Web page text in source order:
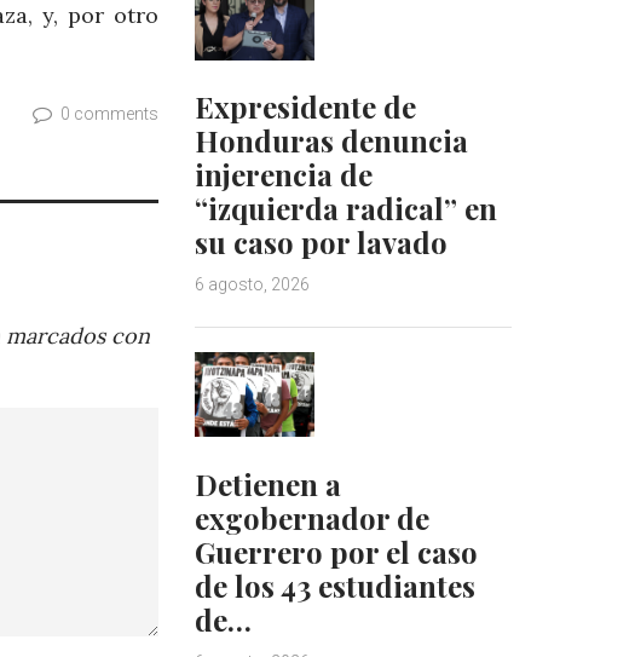
y, por otro
0 comments
con
Expresidente de
Honduras denuncia
injerencia de
“izquierda radical” en
su caso por lavado
6 agosto, 2026
Detienen a
exgobernador de
Guerrero por el caso
de los 43 estudiantes
de…